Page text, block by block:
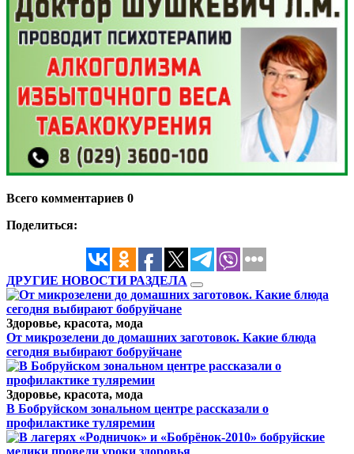
Всего комментариев 0
Поделиться:
ДРУГИЕ НОВОСТИ РАЗДЕЛА
Здоровье, красота, мода
От микрозелени до домашних заготовок. Какие блюда
сегодня выбирают бобруйчане
Здоровье, красота, мода
В Бобруйском зональном центре рассказали о
профилактике туляремии